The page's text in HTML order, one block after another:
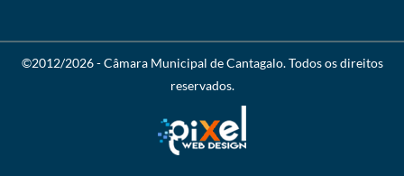
©2012/2026 -Câmara Municipal de Cantagalo. Todos os direitos
reservados.